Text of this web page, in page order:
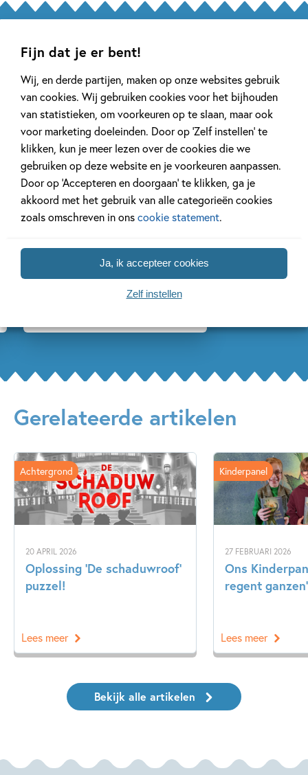
Fijn dat je er bent!
Wij, en derde partijen, maken op onze websites gebruik
van cookies. Wij gebruiken cookies voor het bijhouden
van statistieken, om voorkeuren op te slaan, maar ook
voor marketing doeleinden. Door op ‘Zelf instellen’ te
klikken, kun je meer lezen over de cookies die we
gebruiken op deze website en je voorkeuren aanpassen.
Door op ‘Accepteren en doorgaan’ te klikken, ga je
akkoord met het gebruik van alle categorieën cookies
zoals omschreven in onscookie statement.
Ja, ik accepteer cookies
Zelf instellen
Gerelateerde artikelen
20 APRIL 2026
Oplossing ‘De schaduwroof’
puzzel!
Achtergrond
Lees meer
27 FEBRUARI 2026
Ons
regent ganzen’
Kinderpanel
Lees meer
Bekijk alle artikelen